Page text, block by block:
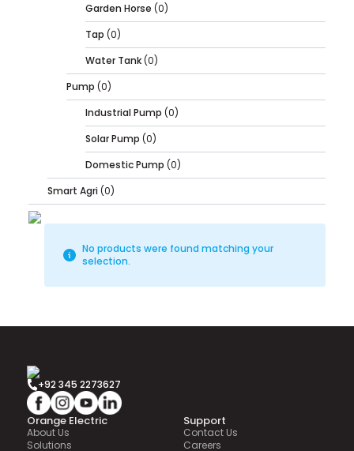
Garden Horse (0)
Tap (0)
Water Tank(0)
Pump (0)
Industrial Pump (0)
Solar Pump (0)
Domestic Pump (0)
Smart Agri(0)
No products were found matching your
selection.
+92 345 2273627
Orange Electric
About Us
Solutions
Support
Contact Us
Careers